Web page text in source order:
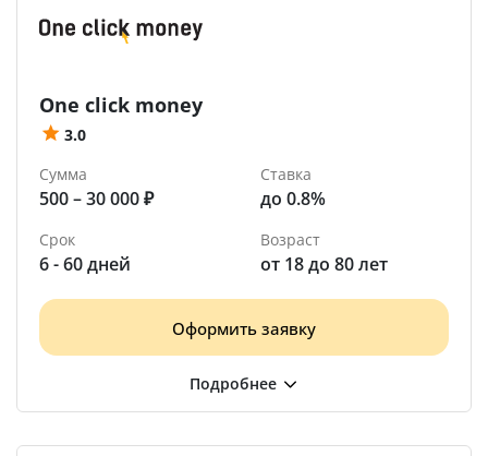
One click money
3.0
Сумма
500 – 30 000 ₽
Ставка
до 0.8%
Срок
6 - 60 дней
Возраст
от 18 до 80 лет
Оформить заявку